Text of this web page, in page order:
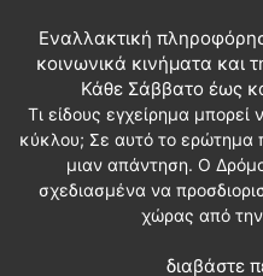
Εναλλακτική
κοινωνικά κινήματα και
Κάθε Σάββατο έως
Τι είδους εγχείρημα μπορεί
κύκλου; Σε αυτό το ερώτημα
μιαν απάντηση. Ο
σχεδιασμένα να
χώρας από
διαβάστε